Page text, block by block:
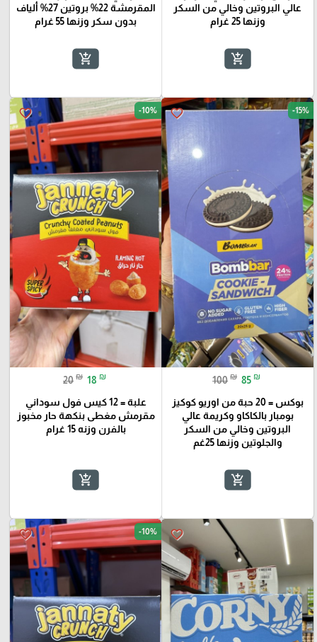
عالي البروتين وخالي من السكر
وزنها 25 غرام
add_shopping_cart
المقرمشة 22% بروتين 27% ألياف
بدون سكر وزنها 55 غرام
add_shopping_cart
favorite_border -15%
100 ₪ 85 ₪
بوكس = 20 حبة من اوريو كوكيز
بومبار بالكاكاو وكريمة عالي
البروتين وخالي من السكر
والجلوتين وزنها 25غم
add_shopping_cart
favorite_border -10%
20 ₪ 18 ₪
علبة = 12 كيس فول سوداني
مقرمش مغطى بنكهة حار مخبوز
بالفرن وزنه 15 غرام
add_shopping_cart
favorite_border
favorite_border -10%